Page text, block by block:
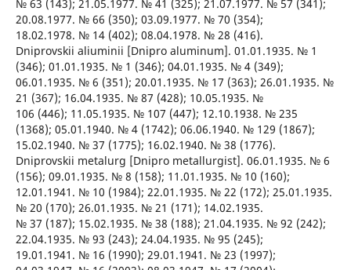
№ 63 (143); 21.05.1977. № 41 (325); 21.07.1977. № 57 (341);
20.08.1977. № 66 (350); 03.09.1977. № 70 (354);
18.02.1978. № 14 (402); 08.04.1978. № 28 (416).
Dniprovskii aliuminii [Dnipro aluminum]. 01.01.1935. № 1
(346); 01.01.1935. № 1 (346); 04.01.1935. № 4 (349);
06.01.1935. № 6 (351); 20.01.1935. № 17 (363); 26.01.1935. №
21 (367); 16.04.1935. № 87 (428); 10.05.1935. №
106 (446); 11.05.1935. № 107 (447); 12.10.1938. № 235
(1368); 05.01.1940. № 4 (1742); 06.06.1940. № 129 (1867);
15.02.1940. № 37 (1775); 16.02.1940. № 38 (1776).
Dniprovskii metalurg [Dnipro metallurgist]. 06.01.1935. № 6
(156); 09.01.1935. № 8 (158); 11.01.1935. № 10 (160);
12.01.1941. № 10 (1984); 22.01.1935. № 22 (172); 25.01.1935.
№ 20 (170); 26.01.1935. № 21 (171); 14.02.1935.
№ 37 (187); 15.02.1935. № 38 (188); 21.04.1935. № 92 (242);
22.04.1935. № 93 (243); 24.04.1935. № 95 (245);
19.01.1941. № 16 (1990); 29.01.1941. № 23 (1997);